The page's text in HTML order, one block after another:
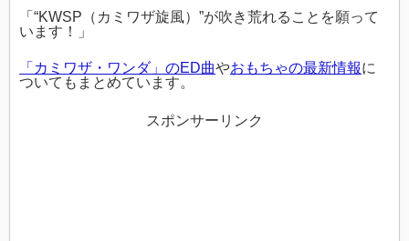
「“KWSP（カミワザ旋風）”が吹き荒れることを願って
います！」
「カミワザ・ワンダ」のED曲やおもちゃの最新情報に
ついてもまとめています。
スポンサーリンク